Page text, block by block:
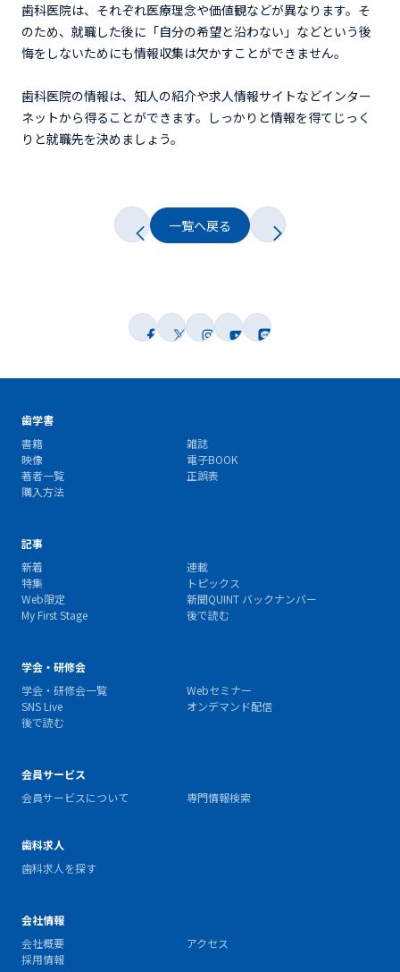
歯科医院は、それぞれ医療理念や価値観などが異なります。そ
のため、就職した後に「自分の希望と沿わない」などという後
悔をしないためにも情報収集は欠かすことができません。
歯科医院の情報は、知人の紹介や求人情報サイトなどインター
ネットから得ることができます。しっかりと情報を得てじっく
りと就職先を決めましょう。
一覧へ戻る
歯学書
書籍
雑誌
映像
電子BOOK
著者一覧
正誤表
購入方法
記事
新着
連載
特集
トピックス
Web限定
新聞QUINT バックナンバー
My First Stage
後で読む
学会・研修会
学会・研修会一覧
Webセミナー
SNS Live
オンデマンド配信
後で読む
会員サービス
会員サービスについて
専門情報検索
歯科求人
歯科求人を探す
会社情報
会社概要
アクセス
採用情報